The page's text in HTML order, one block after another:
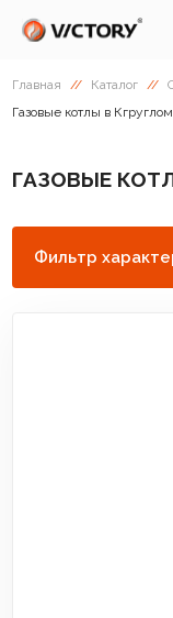
Главная // Каталог //
Газовые котлы в Кгруглом
ГАЗОВЫЕ
Фильтр